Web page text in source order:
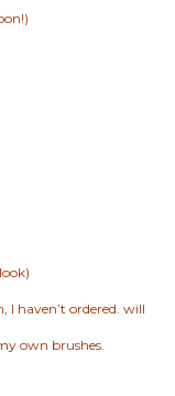
haven’t ordered. will
own brushes.